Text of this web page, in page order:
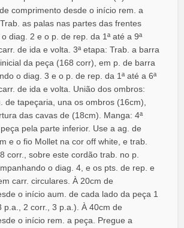
comprimento desde o início rem. a
as palas nas partes das frentes
diag. 2 e o p. de rep. da 1ª até a 9ª
de ida e volta. 3ª etapa: Trab. a barra
da peça (168 corr), em p. de barra
o diag. 3 e o p. de rep. da 1ª até a 6ª
de ida e volta. União dos ombros:
de tapeçaria, una os ombros (16cm),
das cavas de (18cm). Manga: 4ª
pela parte inferior. Use a ag. de
e o fio Mollet na cor off white, e trab.
corr., sobre este cordão trab. no p.
o diag. 4, e os pts. de rep. e
carr. circulares. À 20cm de
o início aum. de cada lado da peça 1
p.a., 2 corr., 3 p.a.). À 40cm de
o início rem. a peça. Pregue a